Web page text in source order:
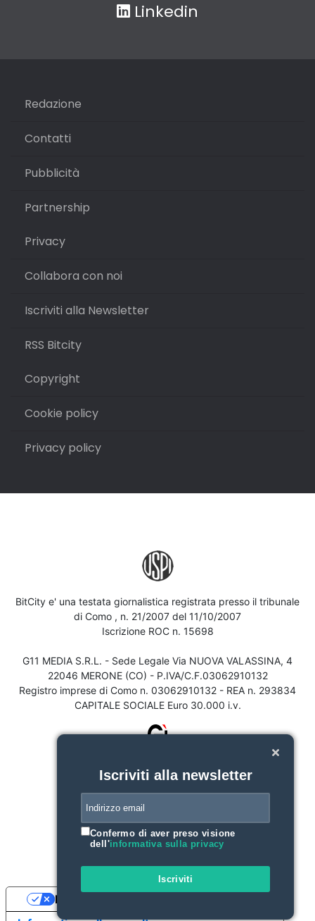
Linkedin
Redazione
Contatti
Pubblicità
Partnership
Privacy
Collabora con noi
Iscriviti alla Newsletter
RSS Bitcity
Copyright
Cookie policy
Privacy policy
BitCity e' una testata giornalistica registrata presso il tribunale
di Como , n. 21/2007 del 11/10/2007
Iscrizione ROC n. 15698
G11 MEDIA S.R.L. - Sede Legale Via NUOVA VALASSINA, 4
22046 MERONE (CO) - P.IVA/C.F.03062910132
Registro imprese di Como n. 03062910132 - REA n. 293834
CAPITALE SOCIALE Euro 30.000 i.v.
Iscriviti alla newsletter
Confermo di aver preso visione
dell'informativa sulla privacy
Iscriviti
Le tue preferenze relative alla privacy